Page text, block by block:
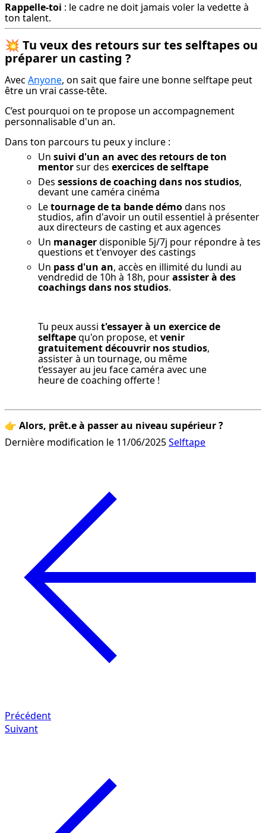
Rappelle-toi : le cadre ne doit jamais voler la vedette à
ton talent.
💥 Tu veux des retours sur tes selftapes ou
préparer un casting ?
Avec Anyone, on sait que faire une bonne selftape peut
être un vrai casse-tête.
C’est pourquoi on te propose un accompagnement
personnalisable d'un an.
Dans ton parcours tu peux y inclure :
Un suivi d'un an avec des retours de ton
mentorsur des exercices de selftape
Des sessions de coaching dans nos studios,
devant une caméra cinéma
Letournage de ta bande démodans nos
studios, afin d'avoir un outil essentiel à présenter
aux directeurs de casting et aux agences
Un managerdisponible 5j/7j pour répondre à tes
questions et t'envoyer des castings
Un pass d'un an, accès en illimité du lundi au
vendredid de 10h à 18h, pourassister à des
coachings dans nos studios.
Tu peux aussi t'essayer à un exercice de
selftape qu'on propose, et venir
gratuitement découvrir nos studios,
assister à un tournage, ou même
t’essayer au jeu face caméra avec une
heure de coaching offerte !
👉 Alors, prêt.e à passer au niveau supérieur ?
Dernière modification le 11/06/2025Selftape
Précédent
Suivant